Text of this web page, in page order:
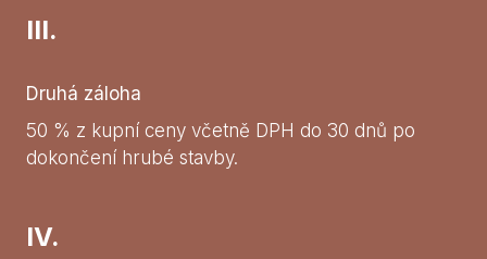
III.
Druhá záloha
50 % z kupní ceny včetně DPH do 30 dnů po
dokončení hrubé stavby.
IV.